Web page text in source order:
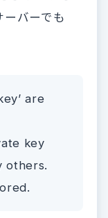
ーバーでも
are
key
others.